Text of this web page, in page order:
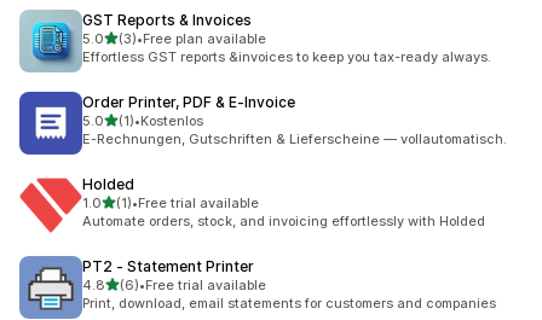
GST Reports & Invoices
5.0เต็ม 5 ดาว
(3)
ทั้งหมด 3 รีวิว
•Free plan available
Effortless GST reports &invoices to keep you tax-ready always.
Order Printer, PDF & E‑Invoice
5.0เต็ม 5 ดาว
(1)
ทั้งหมด 1 รีวิว
•Kostenlos
E-Rechnungen, Gutschriften & Lieferscheine — vollautomatisch.
Holded
1.0เต็ม 5 ดาว
(1)
ทั้งหมด 1 รีวิว
•Free trial available
Automate orders, stock, and invoicing effortlessly with Holded
PT2 ‑ Statement Printer
4.8เต็ม 5 ดาว
(6)
ทั้งหมด 6 รีวิว
•Free trial available
Print, download, email statements for customers and companies